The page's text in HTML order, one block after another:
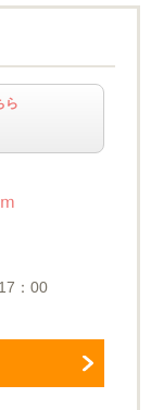
ら
： 00